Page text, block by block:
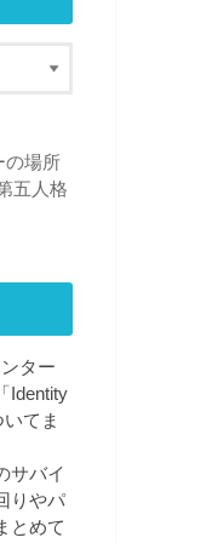
の場所
五人格
ター
Identity
てま
サバイ
りやパ
とめて